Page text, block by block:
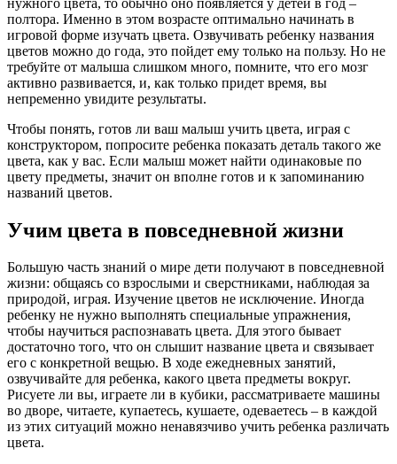
полтора. Именно в этом возрасте оптимально начинать в
игровой форме изучать цвета. Озвучивать ребенку названия
цветов можно до года, это пойдет ему только на пользу. Но не
требуйте от малыша слишком много, помните, что его мозг
активно развивается, и, как только придет время, вы
непременно увидите результаты.
Чтобы понять, готов ли ваш малыш учить цвета, играя с
конструктором, попросите ребенка показать деталь такого же
цвета, как у вас. Если малыш может найти одинаковые по
цвету предметы, значит он вполне готов и к запоминанию
названий цветов.
Учим цвета в повседневной жизни
Большую часть знаний о мире дети получают в повседневной
жизни: общаясь со взрослыми и сверстниками, наблюдая за
природой, играя. Изучение цветов не исключение. Иногда
ребенку не нужно выполнять специальные упражнения,
чтобы научиться распознавать цвета. Для этого бывает
достаточно того, что он слышит название цвета и связывает
его с конкретной вещью. В ходе ежедневных занятий,
озвучивайте для ребенка, какого цвета предметы вокруг.
Рисуете ли вы, играете ли в кубики, рассматриваете машины
во дворе, читаете, купаетесь, кушаете, одеваетесь – в каждой
из этих ситуаций можно ненавязчиво учить ребенка различать
цвета.